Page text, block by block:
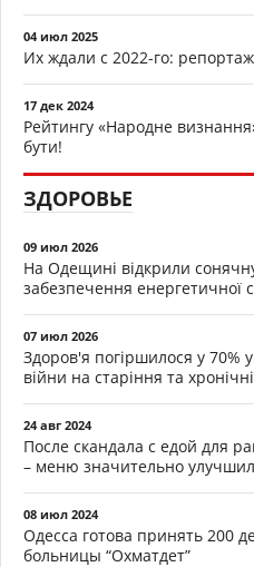
04 июл 2025
Их ждали с 2022-го:
17 дек 2024
Рейтингу «Народне
бути!
ЗДОРОВЬЕ
09 июл 2026
На Одещині відкрили
забезпечення енергетичної
07 июл 2026
Здоров'я погіршилося у 70%
війни на старіння та
24 авг 2024
После скандала с едой для
– меню значительно
08 июл 2024
Одесса готова принять 200
больницы “Охматдет”